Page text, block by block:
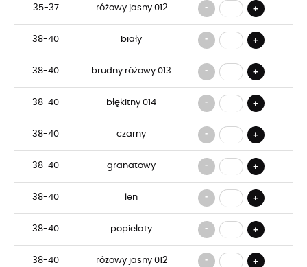
35-37 różowy jasny 012 - +
38-40 biały - +
38-40 brudny różowy 013 - +
38-40 błękitny 014 - +
38-40 czarny - +
38-40 granatowy - +
38-40 len - +
38-40 popielaty - +
38-40 różowy jasny 012 - +